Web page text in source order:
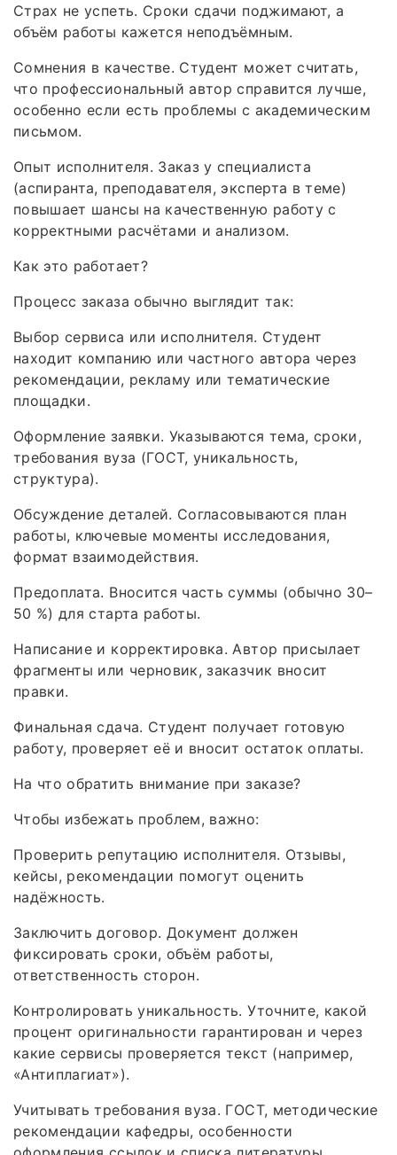
Страх не успеть. Сроки сдачи поджимают, а
объём работы кажется неподъёмным.
Сомнения в качестве. Студент может считать,
что профессиональный автор справится лучше,
особенно если есть проблемы с академическим
письмом.
Опыт исполнителя. Заказ у специалиста
(аспиранта, преподавателя, эксперта в теме)
повышает шансы на качественную работу с
корректными расчётами и анализом.
Как это работает?
Процесс заказа обычно выглядит так:
Выбор сервиса или исполнителя. Студент
находит компанию или частного автора через
рекомендации, рекламу или тематические
площадки.
Оформление заявки. Указываются тема, сроки,
требования вуза (ГОСТ, уникальность,
структура).
Обсуждение деталей. Согласовываются план
работы, ключевые моменты исследования,
формат взаимодействия.
Предоплата. Вносится часть суммы (обычно 30–
50 %) для старта работы.
Написание и корректировка. Автор присылает
фрагменты или черновик, заказчик вносит
правки.
Финальная сдача. Студент получает готовую
работу, проверяет её и вносит остаток оплаты.
На что обратить внимание при заказе?
Чтобы избежать проблем, важно:
Проверить репутацию исполнителя. Отзывы,
кейсы, рекомендации помогут оценить
надёжность.
Заключить договор. Документ должен
фиксировать сроки, объём работы,
ответственность сторон.
Контролировать уникальность. Уточните, какой
процент оригинальности гарантирован и через
какие сервисы проверяется текст (например,
«Антиплагиат»).
Учитывать требования вуза. ГОСТ, методические
рекомендации кафедры, особенности